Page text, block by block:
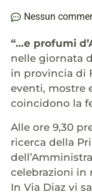
Nessun
“…e profumi
nelle giornata
in provincia di
eventi, mostre
coincidono la
Alle ore 9,30
ricerca della
celebrazioni in
In Via Diaz vi